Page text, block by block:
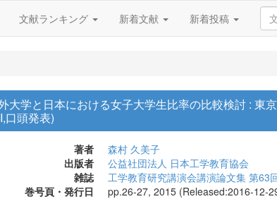
文献ランキング 新着文献 新着投稿
大学と日本における女子大学生比率の比較検討 : 東
口頭発表)
著者
森村 久美子
出版者
公益社団法人 日本工学教育協会
雑誌
工学教育研究講演会講演論文集 第63
巻号頁・発行日
pp.26-27, 2015 (Released:2016-12-